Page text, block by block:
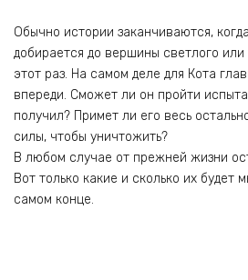
Обычно истории заканчиваются,
добирается до вершины светлого
этот раз. На самом деле для Кота
впереди. Сможет ли он пройти
получил? Примет ли его весь
силы, чтобы уничтожить?
В любом случае от прежней жизни
Вот только какие и сколько их будет
самом конце.